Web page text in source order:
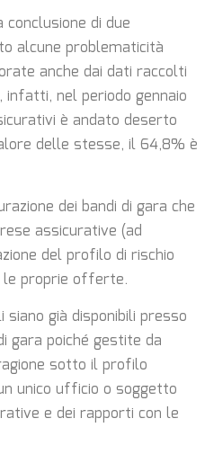
di due
alcune problematicità
anche dai dati raccolti
nel periodo gennaio
è andato deserto
delle stesse, il 64,8% è
dei bandi di gara che
assicurative (ad
del profilo di rischio
le proprie offerte.
già disponibili presso
gara poiché gestite da
sotto il profilo
unico ufficio o soggetto
e dei rapporti con le